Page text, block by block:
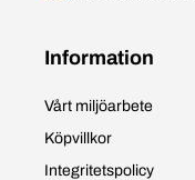
Information
Vårt miljöarbete
Köpvillkor
Integritetspolicy